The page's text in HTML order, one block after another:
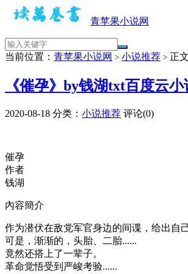
青苹果小说网
当前位置： 青苹果小说网 > 小说推荐 > 正文
《催孕》by钱湖txt百度云
2020-08-18 分类： 小说推荐 评论(0)
催孕
作者
钱湖
內容簡介
作为潜伏在敌党军官身边的间谍，给出自
可是，渐渐的，头胎、二胎......
竟然还搭上了一辈子。
革命觉悟受到严峻考验......